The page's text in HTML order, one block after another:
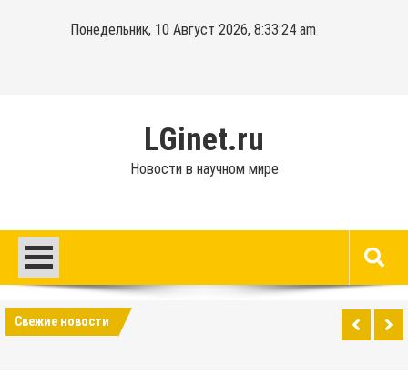
Понедельник, 10 Август 2026, 8:33:24 am
LGinet.ru
Новости в научном мире
Свежие новости